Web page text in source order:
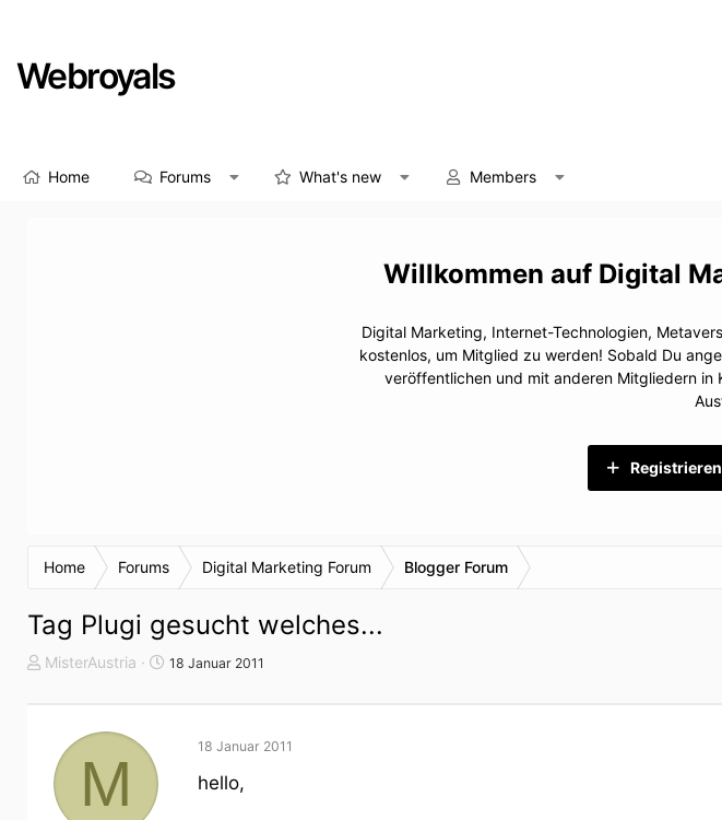
Webroyals
Home Forums What's new Members
Digital
Digital Marketing, Internet-Technologien,
kostenlos, um Mitglied zu werden! Sobald Du
veröffentlichen und mit anderen Mitgliedern in
Registrieren
Home Forums Digital Marketing Forum Blogger Forum
Tag Plugi gesucht welches...
T
MisterAustria
S
18 Januar 2011
M
18 Januar 2011
hello,